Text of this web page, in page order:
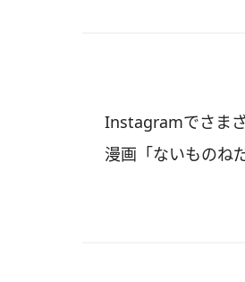
Instagramでさま
漫画「ないものね